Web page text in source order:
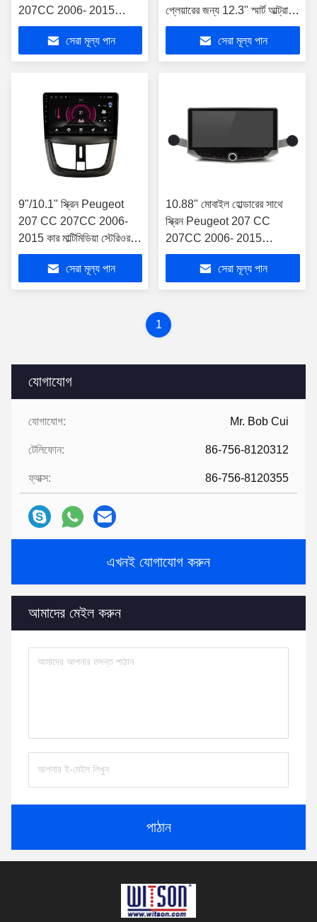
যোগাযোগ
যোগাযোগ: Mr. Bob Cui
টেলিফোন: 86-756-8120312
ফ্যাক্স: 86-756-8120355
এখনই যোগাযোগ করুন
আমাদের মেইল ​​করুন
পাঠান
207CC 2006- 2015
মাল্টিমিডিয়া স্টেরিও জন্য
সেরা মূল্য পান
প্লেয়ারের জন্য 12.3" স্মার্ট আল্ট্রা
ওয়াইড স্ক্রীন
সেরা মূল্য পান
9"/10.1" স্ক্রিন Peugeot
207 CC 207CC 2006-
2015 কার মাল্টিমিডিয়া স্টেরিওর
জন্য
সেরা মূল্য পান
10.88" মোবাইল হোল্ডারের সাথে
স্ক্রিন Peugeot 207 CC
207CC 2006- 2015
মাল্টিমিডিয়া স্টেরিও জন্য
সেরা মূল্য পান
1